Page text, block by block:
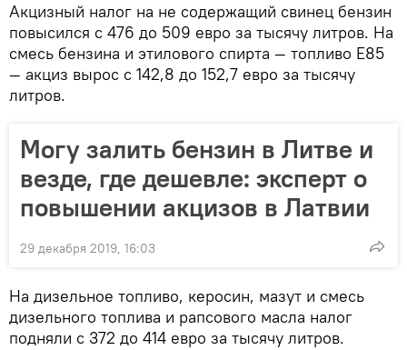
Акцизный налог на не содержащий свинец бензин
повысился с 476 до 509 евро за тысячу литров. На
смесь бензина и этилового спирта — топливо E85
— акциз вырос с 142,8 до 152,7 евро за тысячу
литров.
Могу залить бензин в Литве и
везде, где дешевле: эксперт о
повышении акцизов в Латвии
29 декабря 2019, 16:03
На дизельное топливо, керосин, мазут и смесь
дизельного топлива и рапсового масла налог
подняли с 372 до 414 евро за тысячу литров.